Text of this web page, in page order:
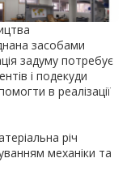
засобами
задуму потребує
і подекуди
в реалізації
річ
механіки та